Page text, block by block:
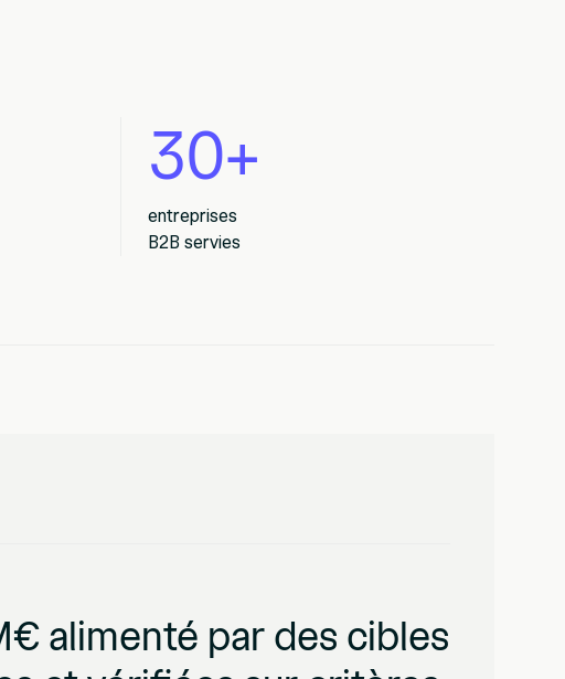
30+
entreprises
B2B servies
alimenté par des cibles